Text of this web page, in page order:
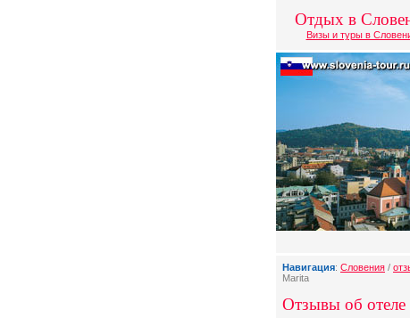
Отдых в
Визы и туры в
Навигация: Словения /
Marita
Отзывы об